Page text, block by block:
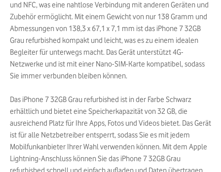
und NFC, was eine nahtlose Verbindung mit anderen Geräten und
Zubehör ermöglicht. Mit einem Gewicht von nur 138 Gramm und
Abmessungen von 138,3 x 67,1 x 7,1 mm ist das iPhone 7 32GB
Grau refurbished kompakt und leicht, was es zu einem idealen
Begleiter für unterwegs macht. Das Gerät unterstützt 4G-
Netzwerke und ist mit einer Nano-SIM-Karte kompatibel, sodass
Sie immer verbunden bleiben können.
Das iPhone 7 32GB Grau refurbished ist in der Farbe Schwarz
erhältlich und bietet eine Speicherkapazität von 32 GB, die
ausreichend Platz für Ihre Apps, Fotos und Videos bietet. Das Gerät
ist für alle Netzbetreiber entsperrt, sodass Sie es mit jedem
Mobilfunkanbieter Ihrer Wahl verwenden können. Mit dem Apple
Lightning-Anschluss können Sie das iPhone 7 32GB Grau